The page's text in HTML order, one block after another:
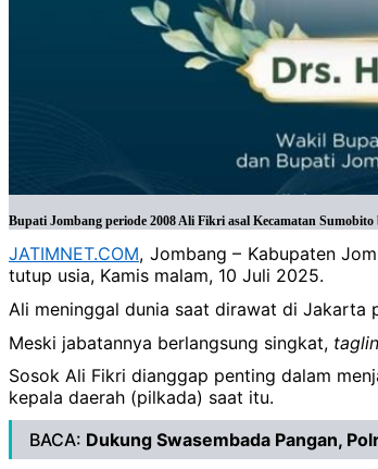
Bupati Jombang periode 2008 Ali Fikri asal Kecamatan
JATIMNET.COM, Jombang – Kabupaten
tutup usia, Kamis malam, 10 Juli 2025.
Ali meninggal dunia saat dirawat di Jakarta
Meski jabatannya berlangsung singkat,
Sosok Ali Fikri dianggap penting dalam
kepala daerah (pilkada) saat itu.
BACA: Dukung Swasembada Pangan,